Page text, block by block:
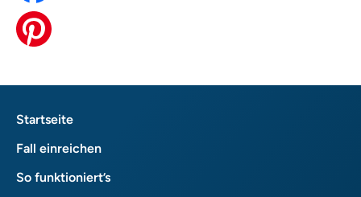
Startseite
Fall einreichen
So funktioniert’s